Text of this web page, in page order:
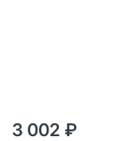
3 002 ₽